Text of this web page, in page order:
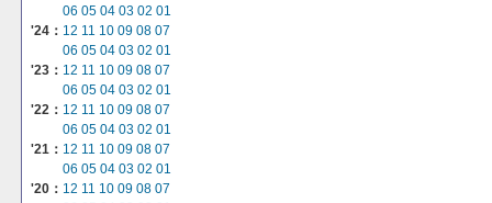
06 05 04 03 02 01
'24： 12 11 10 09 08 07
06 05 04 03 02 01
'23： 12 11 10 09 08 07
06 05 04 03 02 01
'22： 12 11 10 09 08 07
06 05 04 03 02 01
'21： 12 11 10 09 08 07
06 05 04 03 02 01
'20： 12 11 10 09 08 07